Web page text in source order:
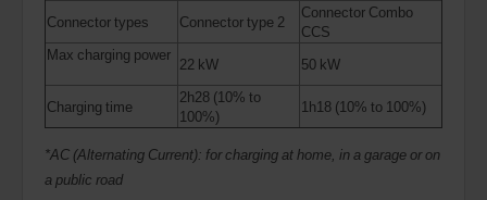
Connector types
Connector type 2
Connector Combo
CCS
Max charging power 22 kW 50 kW
Charging time
2h28 (10% to
100%)
1h18 (10% to 100%)
*AC (Alternating Current): for charging at home, in a garage or on
a public road